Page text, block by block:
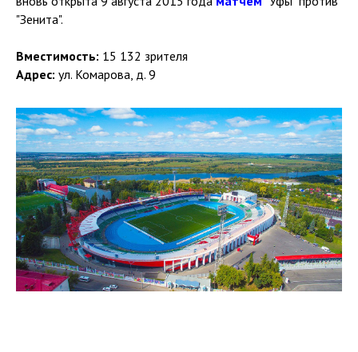
"Зенита".
Вместимость: 15 132 зрителя
Адрес: ул. Комарова, д. 9